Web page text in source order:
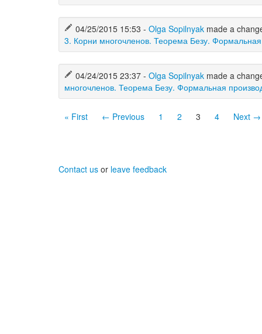
04/25/2015 15:53 - Olga Sopilnyak made a
3. Корни многочленов. Теорема Безу.
04/24/2015 23:37 - Olga Sopilnyak made a
многочленов. Теорема Безу. Формальная
« First ← Previous 1 2 3 4 Next →
Contact us or leave feedback